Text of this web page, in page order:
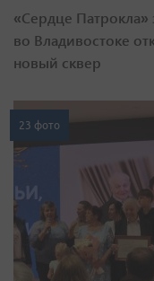
«Сердце Патрокла»
во Владивостоке
новый сквер
23 фото